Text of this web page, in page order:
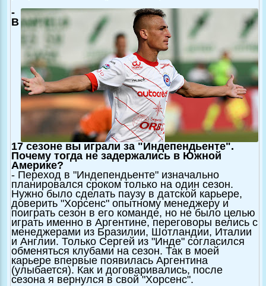
-
В
17 сезоне вы играли за "Индепендьенте".
Почему тогда не задержались в Южной
Америке?
- Переход в "Индепендьенте" изначально
планировался сроком только на один сезон.
Нужно было сделать паузу в датской карьере,
доверить "Хорсенс" опытному менеджеру и
поиграть сезон в его команде, но не было целью
играть именно в Аргентине, переговоры велись с
менеджерами из Бразилии, Шотландии, Италии
и Англии. Только Сергей из "Инде" согласился
обменяться клубами на сезон. Так в моей
карьере впервые появилась Аргентина
(улыбается). Как и договаривались, после
сезона я вернулся в свой "Хорсенс".